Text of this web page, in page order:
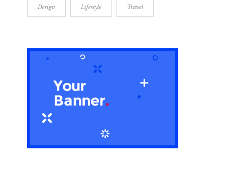
Design Lifestyle Travel